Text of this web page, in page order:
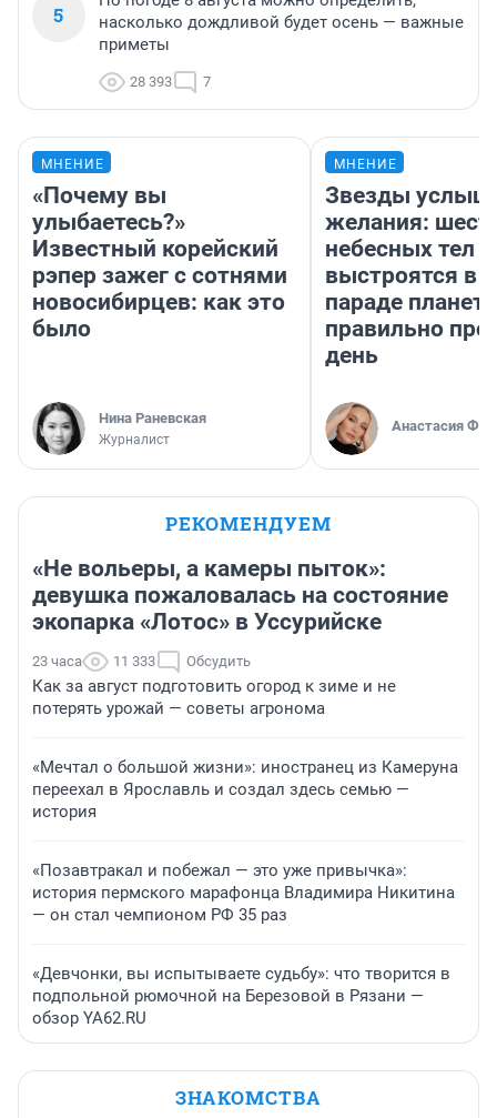
5
насколько дождливой будет осень — важные
приметы
28 393 7
МНЕНИЕ
«Почему вы
улыбаетесь?»
Известный корейский
рэпер зажег с сотнями
новосибирцев: как это
было
Нина Раневская
Журналист
МНЕНИЕ
Звезды
желания:
небесных тел
выстроятся в
параде планет
правильно
день
Анастасия
РЕКОМЕНДУЕМ
«Не вольеры, а камеры пыток»:
девушка пожаловалась на состояние
экопарка «Лотос» в Уссурийске
23 часа 11 333 Обсудить
Как за август подготовить огород к зиме и не
потерять урожай — советы агронома
«Мечтал о большой жизни»: иностранец из Камеруна
переехал в Ярославль и создал здесь семью —
история
«Позавтракал и побежал — это уже привычка»:
история пермского марафонца Владимира Никитина
— он стал чемпионом РФ 35 раз
«Девчонки, вы испытываете судьбу»: что творится в
подпольной рюмочной на Березовой в Рязани —
обзор YA62.RU
ЗНАКОМСТВА